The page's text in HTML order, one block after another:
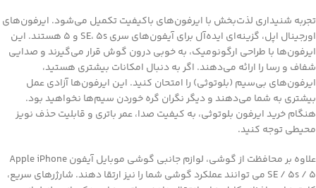
تجربه شنیداری لذت‌بخش با ایرفون‌های باکیفیت تکمیل می‌شود. ایرفون‌های
اورجینال اپل، گزینه‌ای ایده‌آل برای آیفون‌های سری SE، 5s و 5 هستند. این
ایرفون‌ها با طراحی ارگونومیک، به خوبی درون گوش قرار می‌گیرند و صدایی
شفاف و رسا را ارائه می‌دهند. اگر به دنبال امکانات بیشتری هستید،
ایرفون‌های بی‌سیم (بلوتوثی) را امتحان کنید. این ایرفون‌ها آزادی عمل
بیشتری به شما می‌دهند و دیگر نگران گره خوردن سیم‌ها نخواهید بود.
هنگام خرید ایرفون بلوتوثی، به کیفیت صدا، عمر باتری و قابلیت حذف نویز
محیطی توجه کنید.
علاوه بر محافظت از گوشی، لوازم جانبی گوشی موبایل آیفون Apple iPhone
SE / 5s / 5 می توانند عملکرد گوشی شما را نیز ارتقا دهند. شارژرهای سریع،